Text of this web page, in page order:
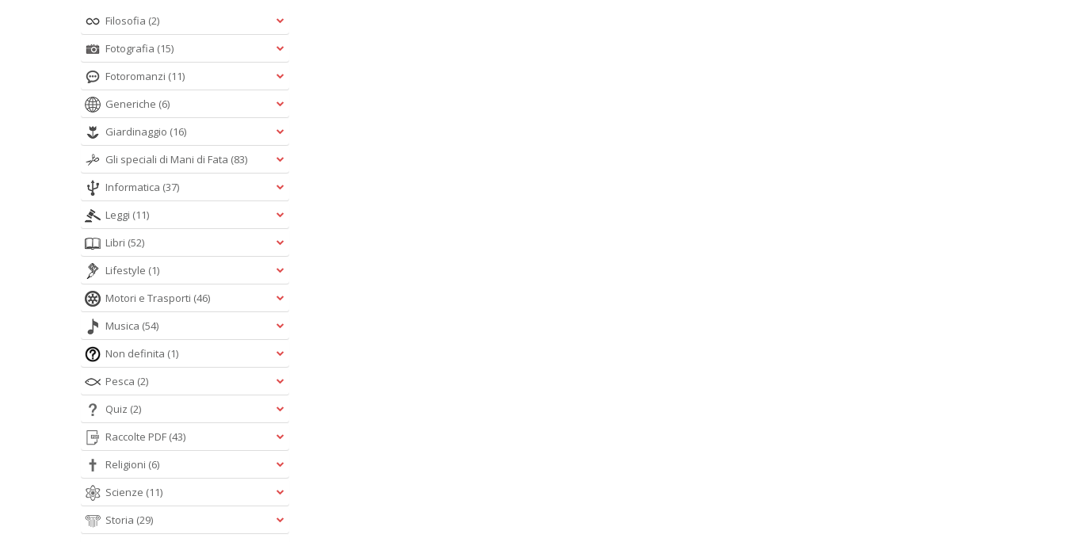
Filosofia (2)
Fotografia (15)
Fotoromanzi (11)
Generiche (6)
Giardinaggio (16)
Gli speciali di Mani di Fata (83)
Informatica (37)
Leggi (11)
Libri (52)
Lifestyle (1)
Motori e Trasporti (46)
Musica (54)
Non definita (1)
Pesca (2)
Quiz (2)
Raccolte PDF (43)
Religioni (6)
Scienze (11)
Storia (29)